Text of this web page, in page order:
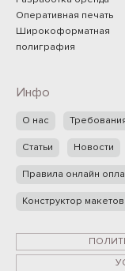
Оперативная печать
Широкоформатная
полиграфия
Инфо
О нас
Статьи Новости
Правила онлайн
Конструктор макетов